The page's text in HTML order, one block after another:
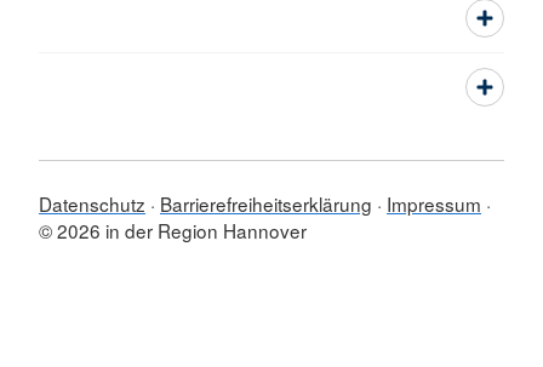
Datenschutz Barrierefreiheitserklärung
Impressum
© 2026 in der Region Hannover